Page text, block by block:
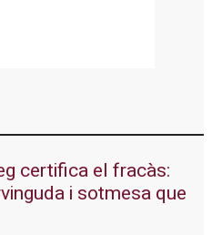
certifica el fracàs:
i sotmesa que